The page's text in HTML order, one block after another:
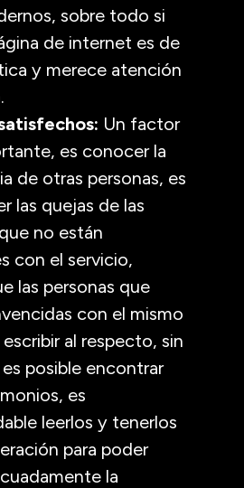
sobre todo si
de internet es de
y merece atención
Un factor
es conocer la
de otras personas, es
las quejas de las
no están
con el servicio,
las personas que
con el mismo
al respecto, sin
posible encontrar
es
leerlos y tenerlos
para poder
la